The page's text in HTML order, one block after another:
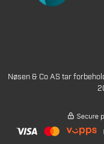
Nøsen & Co AS tar